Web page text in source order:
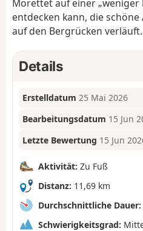
Morettet auf einer „weniger
entdecken kann, die
auf den Bergrücken verläuft.
Details
Erstelldatum 25 Mai 2026
Bearbeitungsdatum 15 Jun
Letzte Bewertung 15 Jun
Aktivität: Zu Fuß
Distanz: 11,69 km
Durchschnittliche Dauer:
Schwierigkeitsgrad: